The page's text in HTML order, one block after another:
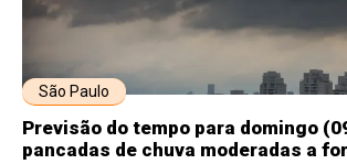
São Paulo
Previsão do tempo para domingo
pancadas de chuva moderadas a